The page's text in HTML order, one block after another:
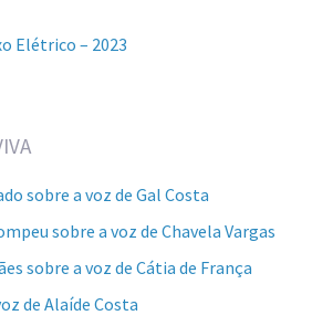
Elétrico – 2023
sobre a voz de Gal Costa
sobre a voz de Chavela Vargas
sobre a voz de Cátia de França
de Alaíde Costa